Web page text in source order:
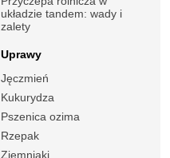
układzie tandem: wady i
zalety
Uprawy
Jęczmień
Kukurydza
Pszenica ozima
Rzepak
Ziemniaki